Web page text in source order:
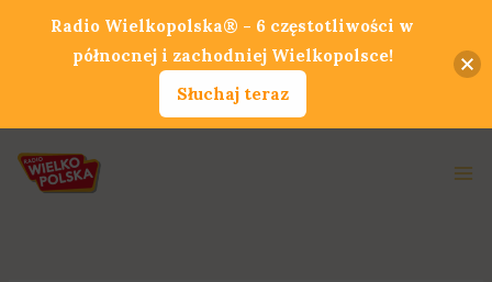
Radio Wielkopolska® - 6 częstotliwości w
północnej i zachodniej Wielkopolsce!
Słuchaj teraz